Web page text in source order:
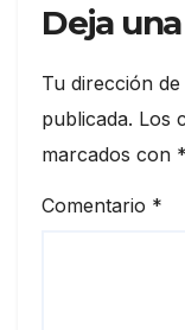
Deja
Tu dirección
publicada. Los
marcados con *
Comentario *